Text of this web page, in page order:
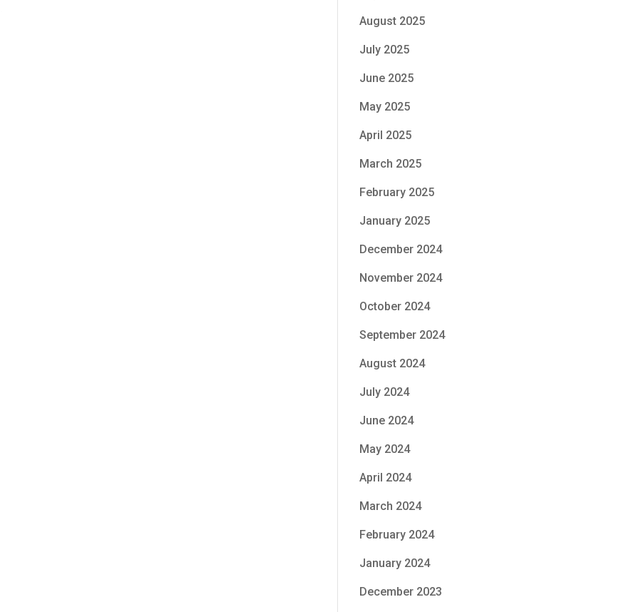
August 2025
July 2025
June 2025
May 2025
April 2025
March 2025
February 2025
January 2025
December 2024
November 2024
October 2024
September 2024
August 2024
July 2024
June 2024
May 2024
April 2024
March 2024
February 2024
January 2024
December 2023